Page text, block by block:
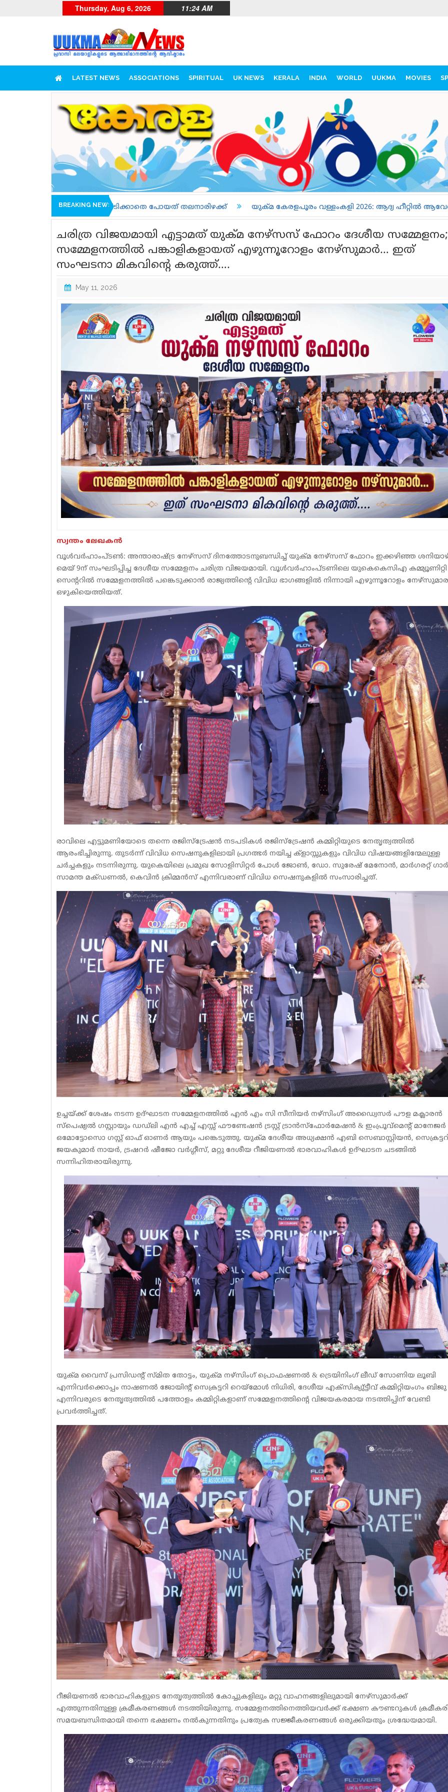
Thursday, Aug 6, 2026 11:24 AM
LATEST NEWS ASSOCIATIONS SPIRITUAL UK NEWS KERALA INDIA WORLD UUKMA MOVIES
BREAKING NEWS
പോയത് തലനാരിഴക്ക് യുക്മ കേരളപൂരം വള്ളംകളി 2026: ആദ്യ ഹീറ്റിൽ ആവേശപ്പോരിന് പുതുക്കരി,
ചരിത്ര വിജയമായി എട്ടാമത് യുക്മ നേഴ്‌സസ് ഫോറം ദേശീയ സമ്മേളനം;
സമ്മേളനത്തിൽ പങ്കാളികളായത് എഴുന്നൂറോളം നേഴ്‌സുമാർ… ഇത്
സംഘടനാ മികവിന്റെ കരുത്ത്….
May 11, 2026
സ്വന്തം ലേഖകൻ
വൂൾവർഹാംപ്ടൺ: അന്താരാഷ്ട്ര നേഴ്‌സസ് ദിനത്തോടനുബന്ധിച്ച് യുക്മ നേഴ്‌സസ് ഫോറം ഇക്കഴിഞ്ഞ
മെയ് 9ന് സംഘടിപ്പിച്ച ദേശീയ സമ്മേളനം ചരിത്ര വിജയമായി. വൂൾവർഹാംപ്ടണിലെ യുകെകെസിഎ കമ്മ്യൂണിറ്റി
സെന്ററിൽ സമ്മേളനത്തിൽ പങ്കെടുക്കാൻ രാജ്യത്തിന്റെ വിവിധ ഭാഗങ്ങളിൽ നിന്നായി എഴുന്നൂറോളം
ഒഴുകിയെത്തിയത്.
രാവിലെ എട്ടുമണിയോടെ തന്നെ രജിസ്‌ട്രേഷൻ നടപടികൾ രജിസ്‌ട്രേഷൻ കമ്മിറ്റിയുടെ നേതൃത്വത്തിൽ
ആരംഭിച്ചിരുന്നു. തുടർന്ന് വിവിധ സെഷനുകളിലായി പ്രഗത്ഭർ നയിച്ച ക്‌ളാസ്സുകളും വിവിധ വിഷയങ്ങളിന്മേലുള്ള
ചർച്ചകളും നടന്നിരുന്നു. യുകെയിലെ പ്രമുഖ സോളിസിറ്റർ പോൾ ജോൺ, ഡോ. സുരേഷ് മേനോൻ, മാർഗരറ്റ്
സാമന്ത മക്‌ഡണൽ, കെവിൻ ക്രിമ്മൻസ് എന്നിവരാണ് വിവിധ സെഷനുകളിൽ സംസാരിച്ചത്.
ഉച്ചയ്ക്ക് ശേഷം നടന്ന ഉദ്‌ഘാടന സമ്മേളനത്തിൽ എൻ എം സി സീനിയർ നഴ്‌സിംഗ് അഡ്വൈസർ പൗള മക്ലാരൻ
സ്പെഷ്യൽ ഗസ്റ്റായും ഡഡ്‌ലി എൻ എച്ച് എസ്സ് ഫൗണ്ടേഷൻ ട്രസ്റ്റ് ട്രാൻസ്ഫോർമേഷൻ & ഇംപ്രൂവ്മെൻ്റ്
ഒമോട്ടോസൊ ഗസ്റ്റ് ഓഫ് ഓണർ ആയും പങ്കെടുത്തു. യുക്മ ദേശീയ അധ്യക്ഷൻ എബി സെബാസ്റ്റിയൻ,
ജയകുമാർ നായർ, ട്രഷറർ ഷീജോ വർഗ്ഗീസ്, മറ്റു ദേശീയ റീജിയണൽ ഭാരവാഹികൾ ഉദ്‌ഘാടന ചടങ്ങിൽ
സന്നിഹിതരായിരുന്നു.
യുക്മ വൈസ് പ്രസിഡൻ്റ് സ്മിത തോട്ടം, യുക്മ നഴ്‌സിംഗ് പ്രൊഫഷണൽ & ട്രെയിനിംഗ് ലീഡ് സോണിയ ലൂബി
എന്നിവർക്കൊപ്പം നാഷണൽ ജോയിന്റ് സെക്രട്ടറി റെയ്‌മോൾ നിധിരി, ദേശീയ എക്സിക്യു്ട്ടീവ് കമ്മിറ്റിയംഗം ബിജു
എന്നിവരുടെ നേതൃത്വത്തിൽ പത്തോളം കമ്മിറ്റികളാണ് സമ്മേളനത്തിൻ്റെ വിജയകരമായ നടത്തിപ്പിന് വേണ്ടി
പ്രവർത്തിച്ചത്.
റീജിയണൽ ഭാരവാഹികളുടെ നേതൃത്വത്തിൽ കോച്ചുകളിലും മറ്റു വാഹനങ്ങളിലുമായി നേഴ്‌സുമാർക്ക്
എത്തുന്നതിനുള്ള ക്രമീകരണങ്ങൾ നടത്തിയിരുന്നു. സമ്മേളനത്തിനെത്തിയവർക്ക് ഭക്ഷണ കൗണ്ടറുകൾ
സമയബന്ധിതമായി തന്നെ ഭക്ഷണം നൽകുന്നതിനും പ്രത്യേക സജ്ജീകരണങ്ങൾ ഒരുക്കിയതും ശ്രദ്ധേയമായി.